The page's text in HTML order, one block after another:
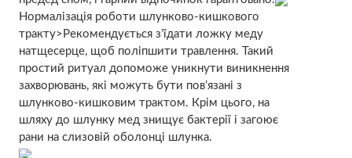
Нормалізація роботи шлунково-кишкового
тракту>Рекомендується з’їдати ложку меду
натщесерце, щоб поліпшити травлення. Такий
простий ритуал допоможе уникнути виникнення
захворювань, які можуть бути пов’язані з
шлунково-кишковим трактом. Крім цього, на
шляху до шлунку мед знищує бактерії і загоює
рани на слизовій оболонці шлунка.